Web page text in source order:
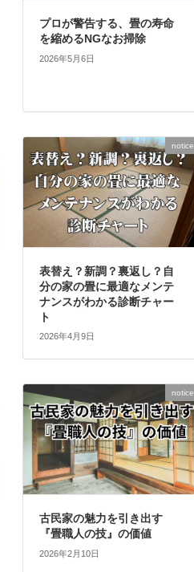
プロが警告する、畳の寿命
を縮めるNGなお掃除
2026年5月6日
notice
表替え？新調？裏返し？自
分の家の畳に最適なメンテ
ナンスがわかる診断チャー
ト
2026年4月9日
notice
古民家の魅力を引き出す
『畳職人の技』の価値
2026年2月10日